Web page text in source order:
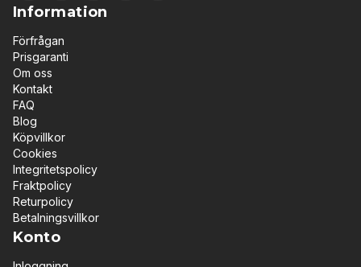
Information
Förfrågan
Prisgaranti
Om oss
Kontakt
FAQ
Blog
Köpvillkor
Cookies
Integritetspolicy
Fraktpolicy
Returpolicy
Betalningsvillkor
Konto